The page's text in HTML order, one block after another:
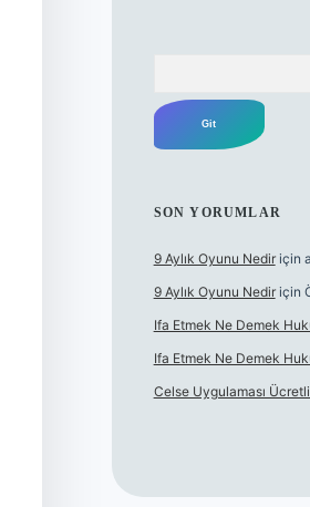
SON YORUMLAR
9 Aylık Oyunu Nediriçin
9 Aylık Oyunu Nediriçin
Ifa Etmek Ne Demek
Ifa Etmek Ne Demek
Celse Uygulaması